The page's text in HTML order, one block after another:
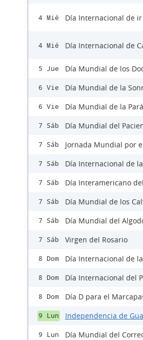
4 Mié Día Internacional de
4 Mié Día Internacional de
5 Jue Día Mundial de los
6 Vie Día Mundial de la
6 Vie Día Mundial de la
7 Sáb Día Mundial del
7 Sáb Jornada Mundial por
7 Sáb Día Internacional de
7 Sáb Día Interamericano
7 Sáb Día Mundial de los
7 Sáb Día Mundial del
7 Sáb Virgen del Rosario
8 Dom Día Internacional de
8 Dom Día Internacional del
8 Dom Día D para el
9 Lun Independencia de
9 Lun Día Mundial del